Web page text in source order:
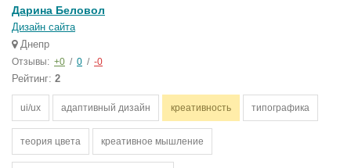
Дарина Беловол
Дизайн сайта
Днепр
Отзывы: +0 / 0 / -0
Рейтинг: 2
ui/ux адаптивный дизайн креативность типографика
теория цвета креативное мышление